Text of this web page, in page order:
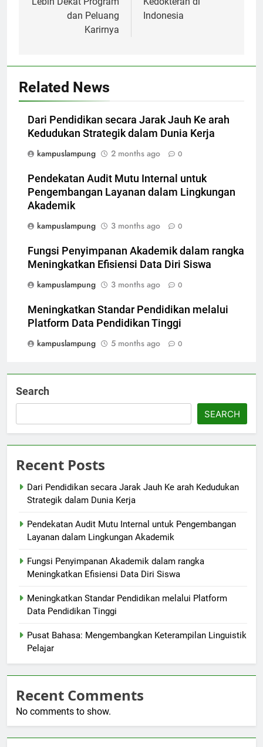
dan Peluang
Karirnya
Indonesia
Related News
Dari Pendidikan secara Jarak Jauh Ke arah
Kedudukan Strategik dalam Dunia Kerja
kampuslampung
2 months ago 0
Pendekatan Audit Mutu Internal untuk
Pengembangan Layanan dalam Lingkungan
Akademik
kampuslampung
3 months ago 0
Fungsi Penyimpanan Akademik dalam rangka
Meningkatkan Efisiensi Data Diri Siswa
kampuslampung
3 months ago 0
Meningkatkan Standar Pendidikan melalui
Platform Data Pendidikan Tinggi
kampuslampung
5 months ago 0
Search
SEARCH
Recent Posts
Dari Pendidikan secara Jarak Jauh Ke arah Kedudukan
Strategik dalam Dunia Kerja
Pendekatan Audit Mutu Internal untuk Pengembangan
Layanan dalam Lingkungan Akademik
Fungsi Penyimpanan Akademik dalam rangka
Meningkatkan Efisiensi Data Diri Siswa
Meningkatkan Standar Pendidikan melalui Platform
Data Pendidikan Tinggi
Pusat Bahasa: Mengembangkan Keterampilan Linguistik
Pelajar
Recent Comments
No comments to show.